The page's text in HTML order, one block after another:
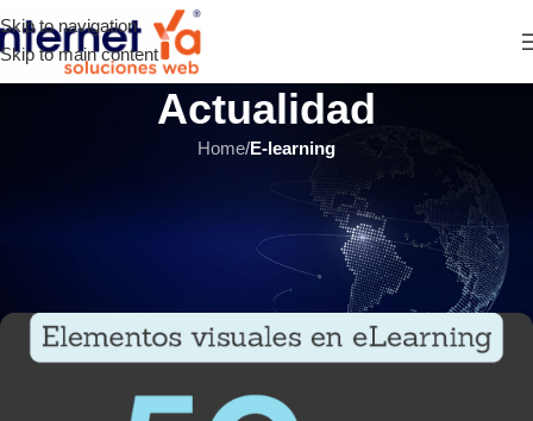
Skip to navigation
Skip to main content
Actualidad
Home/E-learning
ÚLTIMOS ARTÍCULOS
Creación de cursos virtuales
Moodle: empleando las 5Cs
INTERNET YA Soluciones Web el 2 diciembre, 2020